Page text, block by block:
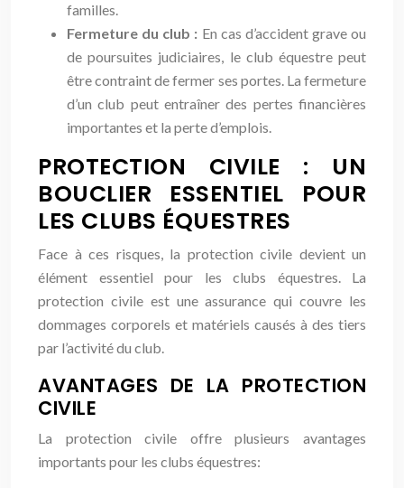
familles.
Fermeture du club : En cas d’accident grave ou
de poursuites judiciaires, le club équestre peut
être contraint de fermer ses portes. La fermeture
d’un club peut entraîner des pertes financières
importantes et la perte d’emplois.
PROTECTION CIVILE : UN
BOUCLIER ESSENTIEL POUR
LES CLUBS ÉQUESTRES
Face à ces risques, la protection civile devient un
élément essentiel pour les clubs équestres. La
protection civile est une assurance qui couvre les
dommages corporels et matériels causés à des tiers
par l’activité du club.
AVANTAGES DE LA PROTECTION
CIVILE
La protection civile offre plusieurs avantages
importants pour les clubs équestres: